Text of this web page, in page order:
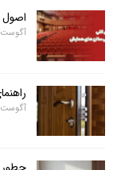
اصول کلی
آگوست 6, 2025
راهنمای
آگوست 6, 2025